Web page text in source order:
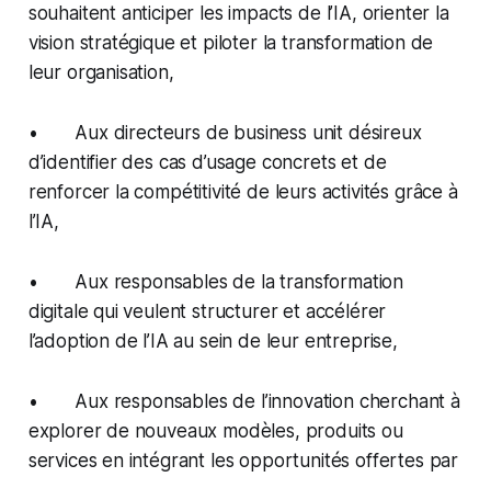
souhaitent anticiper les impacts de l’IA, orienter la
vision stratégique et piloter la transformation de
leur organisation,
• Aux directeurs de business unit désireux
d’identifier des cas d’usage concrets et de
renforcer la compétitivité de leurs activités grâce à
l’IA,
• Aux responsables de la transformation
digitale qui veulent structurer et accélérer
l’adoption de l’IA au sein de leur entreprise,
• Aux responsables de l’innovation cherchant à
explorer de nouveaux modèles, produits ou
services en intégrant les opportunités offertes par